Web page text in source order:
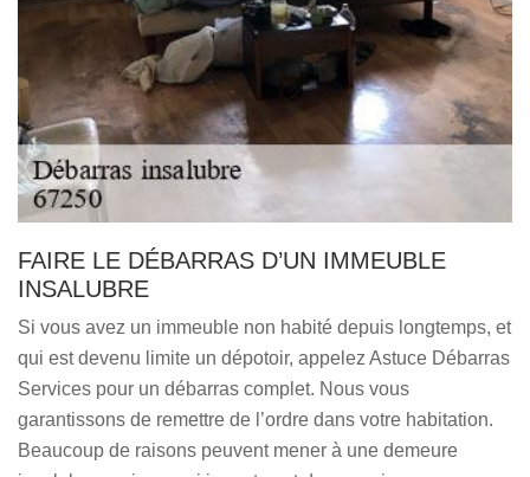
FAIRE LE DÉBARRAS D’UN IMMEUBLE
INSALUBRE
Si vous avez un immeuble non habité depuis longtemps, et
qui est devenu limite un dépotoir, appelez Astuce Débarras
Services pour un débarras complet. Nous vous
garantissons de remettre de l’ordre dans votre habitation.
Beaucoup de raisons peuvent mener à une demeure